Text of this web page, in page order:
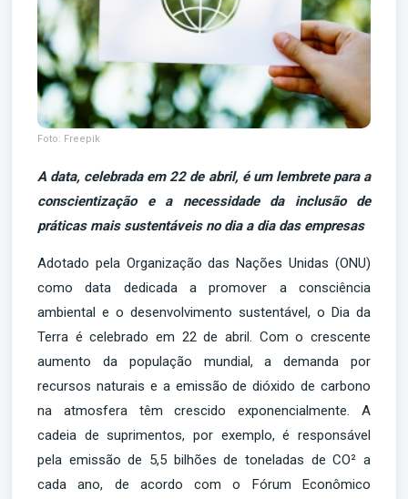
Foto: Freepik
A data, celebrada em 22 de abril, é um lembrete para a
conscientização e a necessidade da inclusão de
práticas mais sustentáveis no dia a dia das empresas
Adotado pela Organização das Nações Unidas (ONU)
como data dedicada a promover a consciência
ambiental e o desenvolvimento sustentável, o Dia da
Terra é celebrado em 22 de abril. Com o crescente
aumento da população mundial, a demanda por
recursos naturais e a emissão de dióxido de carbono
na atmosfera têm crescido exponencialmente. A
cadeia de suprimentos, por exemplo, é responsável
pela emissão de 5,5 bilhões de toneladas de CO² a
cada ano, de acordo com o Fórum Econômico